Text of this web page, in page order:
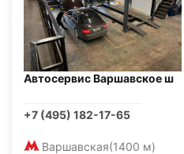
Автосервис Варшавское ш
+7 (495) 182-17-65
Варшавская(1400 м)